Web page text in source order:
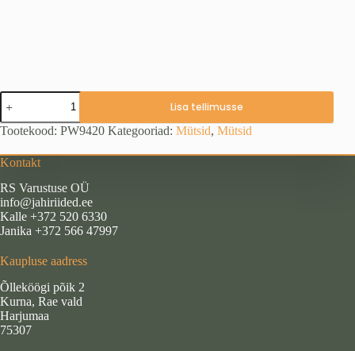
Pinewood
Murmansk
karvamüts
(suurus
ja
kogus
Lisa tellimusse
Tootekood: PW9420 Kategooriad: Mütsid, Mütsid
Kontakt
RS Varustuse OÜ
info@jahiriided.ee
Kalle +372 520 6330
Janika +372 566 47997
Kaupluse aadress
Õlleköögi põik 2
Kurna, Rae vald
Harjumaa
75307